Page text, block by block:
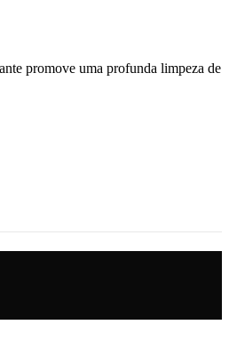
promove uma profunda limpeza de